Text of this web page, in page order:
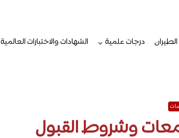
درجات علمية الشهادات والاختبارات العالمية
وشروط القبول